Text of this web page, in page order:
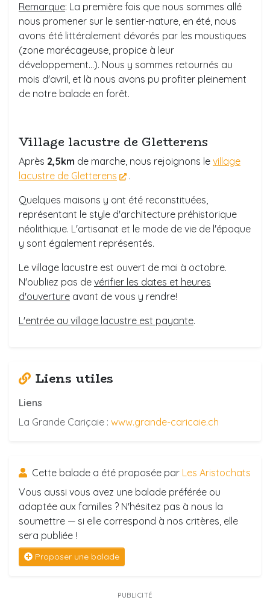
Remarque: La première fois que nous sommes allé
nous promener sur le sentier-nature, en été, nous
avons été littéralement dévorés par les moustiques
(zone marécageuse, propice à leur
développement...). Nous y sommes retournés au
mois d'avril, et là nous avons pu profiter pleinement
de notre balade en forêt.
Village lacustre de Gletterens
Après 2,5km de marche, nous rejoignons le village
lacustre de Gletterens
.
Quelques maisons y ont été reconstituées,
représentant le style d'architecture préhistorique
néolithique. L'artisanat et le mode de vie de l'époque
y sont également représentés.
Le village lacustre est ouvert de mai à octobre.
N'oubliez pas de vérifier les dates et heures
d'ouverture avant de vous y rendre!
L'entrée au village lacustre est payante.
Liens utiles
Liens
La Grande Cariçaie : www.grande-caricaie.ch
Cette balade a été proposée par Les Aristochats
Vous aussi vous avez une balade préférée ou
adaptée aux familles ? N'hésitez pas à nous la
soumettre — si elle correspond à nos critères, elle
sera publiée !
Proposer une balade
PUBLICITÉ